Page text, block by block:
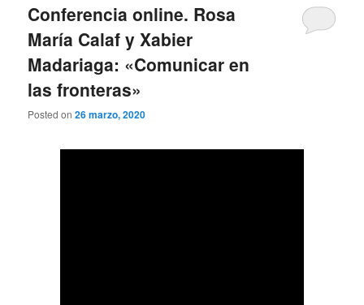
Conferencia online. Rosa
María Calaf y Xabier
Madariaga: «Comunicar en
las fronteras»
Posted on26 marzo, 2020